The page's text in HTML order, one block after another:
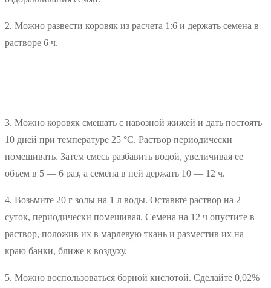
2. Можно развести коровяк из расчета 1:6 и держать семена в
растворе 6 ч.
3. Можно коровяк смешать с навозной жижей и дать постоять
10 дней при температуре 25 °С. Раствор периодически
помешивать. Затем смесь разбавить водой, увеличивая ее
объем в 5 — 6 раз, а семена в ней держать 10 — 12 ч.
4. Возьмите 20 г золы на 1 л воды. Оставьте раствор на 2
суток, периодически помешивая. Семена на 12 ч опустите в
раствор, положив их в марлевую ткань и разместив их на
краю банки, ближе к воздуху.
5. Можно воспользоваться борной кислотой. Сделайте 0,02%